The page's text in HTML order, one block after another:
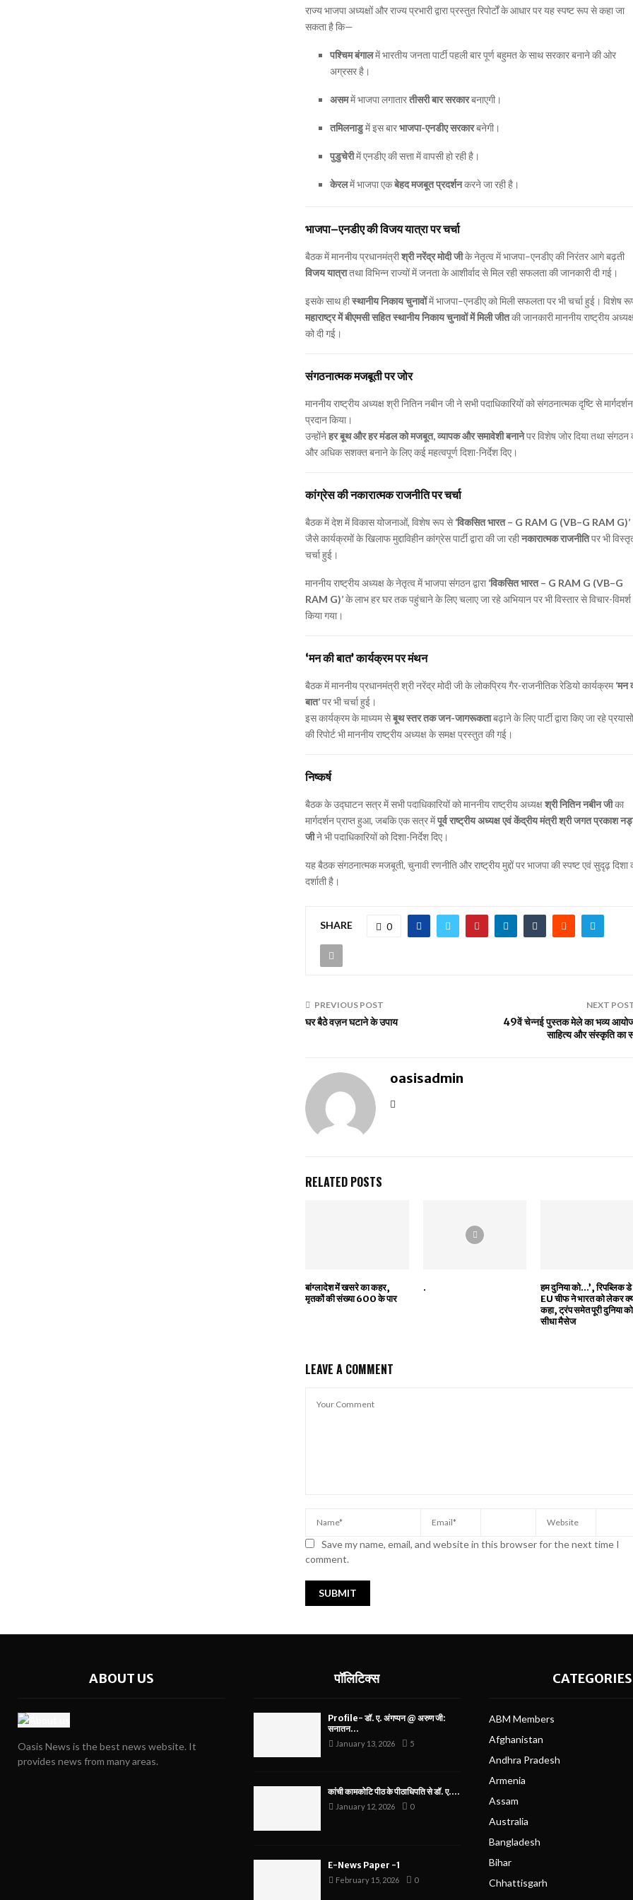
राज्य भाजपा अध्यक्षों और राज्य प्रभारी द्वारा प्रस्तुत रिपोर्टों के आधार पर यह स्पष्ट रूप से कहा जा
सकता है कि—
पश्चिम बंगालमें भारतीय जनता पार्टी पहली बार पूर्ण बहुमत के साथ सरकार बनाने की ओर
अग्रसर है।
असममें भाजपा लगातारतीसरी बार सरकारबनाएगी।
तमिलनाडुमें इस बारभाजपा-एनडीए सरकारबनेगी।
पुडुचेरीमें एनडीए की सत्ता में वापसी हो रही है।
केरलमें भाजपा एकबेहद मजबूत प्रदर्शनकरने जा रही है।
भाजपा–एनडीए की विजय यात्रा पर चर्चा
बैठक में माननीय प्रधानमंत्रीश्री नरेंद्र मोदी जीके नेतृत्व में भाजपा–एनडीए की निरंतर आगे बढ़ती
विजय यात्रातथा विभिन्न राज्यों में जनता के आशीर्वाद से मिल रही सफलता की जानकारी दी गई।
इसके साथ हीस्थानीय निकाय चुनावोंमें भाजपा–एनडीए को मिली सफलता पर भी चर्चा हुई। विशेष
महाराष्ट्र में बीएमसी सहित स्थानीय निकाय चुनावों में मिली जीतकी जानकारी माननीय राष्ट्रीय
को दी गई।
संगठनात्मक मजबूती पर जोर
माननीय राष्ट्रीय अध्यक्ष श्री नितिन नबीन जी ने सभी पदाधिकारियों को संगठनात्मक दृष्टि से मार्गदर्शन
प्रदान किया।
उन्होंनेहर बूथ और हर मंडल को मजबूत, व्यापक और समावेशी बनानेपर विशेष जोर दिया तथा संगठन
और अधिक सशक्त बनाने के लिए कई महत्वपूर्ण दिशा-निर्देश दिए।
कांग्रेस की नकारात्मक राजनीति पर चर्चा
बैठक में देश में विकास योजनाओं, विशेष रूप से‘विकसित भारत – G RAM G (VB–G RAM G)’
जैसे कार्यक्रमों के खिलाफ मुद्दाविहीन कांग्रेस पार्टी द्वारा की जा रहीनकारात्मक राजनीतिपर भी
चर्चा हुई।
माननीय राष्ट्रीय अध्यक्ष के नेतृत्व में भाजपा संगठन द्वारा‘विकसित भारत – G RAM G (VB–G
RAM G)’के लाभ हर घर तक पहुंचाने के लिए चलाए जा रहे अभियान पर भी विस्तार से विचार-विमर्श
किया गया।
‘मन की बात’ कार्यक्रम पर मंथन
बैठक में माननीय प्रधानमंत्री श्री नरेंद्र मोदी जी के लोकप्रिय गैर-राजनीतिक रेडियो कार्यक्रम‘मन
बात’पर भी चर्चा हुई।
इस कार्यक्रम के माध्यम सेबूथ स्तर तक जन-जागरूकताबढ़ाने के लिए पार्टी द्वारा किए जा रहे प्रयासों
की रिपोर्ट भी माननीय राष्ट्रीय अध्यक्ष के समक्ष प्रस्तुत की गई।
निष्कर्ष
बैठक के उद्घाटन सत्र में सभी पदाधिकारियों को माननीय राष्ट्रीय अध्यक्षश्री नितिन नबीन जीका
मार्गदर्शन प्राप्त हुआ, जबकि एक सत्र मेंपूर्व राष्ट्रीय अध्यक्ष एवं केंद्रीय मंत्री श्री जगत प्रकाश
जीने भी पदाधिकारियों को दिशा-निर्देश दिए।
यह बैठक संगठनात्मक मजबूती, चुनावी रणनीति और राष्ट्रीय मुद्दों पर भाजपा की स्पष्ट एवं सुदृढ़ दिशा
दर्शाती है।
SHARE 0
PREVIOUS POST
घर बैठे वज़न घटाने के उपाय
NEXT
49वें चेन्नई पुस्तक मेले का भव्य
साहित्य और संस्कृति का
oasisadmin
RELATED POSTS
बांग्लादेश में खसरे का कहर,
मृतकों की संख्या 600 के पार
.
हम दुनिया को…’, रिपब्लिक
EU चीफ ने भारत को लेकर
कहा, ट्रंप समेत पूरी दुनिया को
सीधा मैसेज
LEAVE A COMMENT
Save my name, email, and website in this browser for the next time I
comment.
ABOUT US
Oasis News is the best news website. It
provides news from many areas.
पॉलिटिक्स
Profile- डॉ. ए. अंगप्पन @ अरुण जी:
सनातन...
January 13, 2026 5
कांची कामकोटि पीठ के पीठाधिपति से डॉ. ए....
January 12, 2026 0
E-News Paper -1
February 15, 2026 0
CATEGORIES
ABM Members
Afghanistan
Andhra Pradesh
Armenia
Assam
Australia
Bangladesh
Bihar
Chhattisgarh